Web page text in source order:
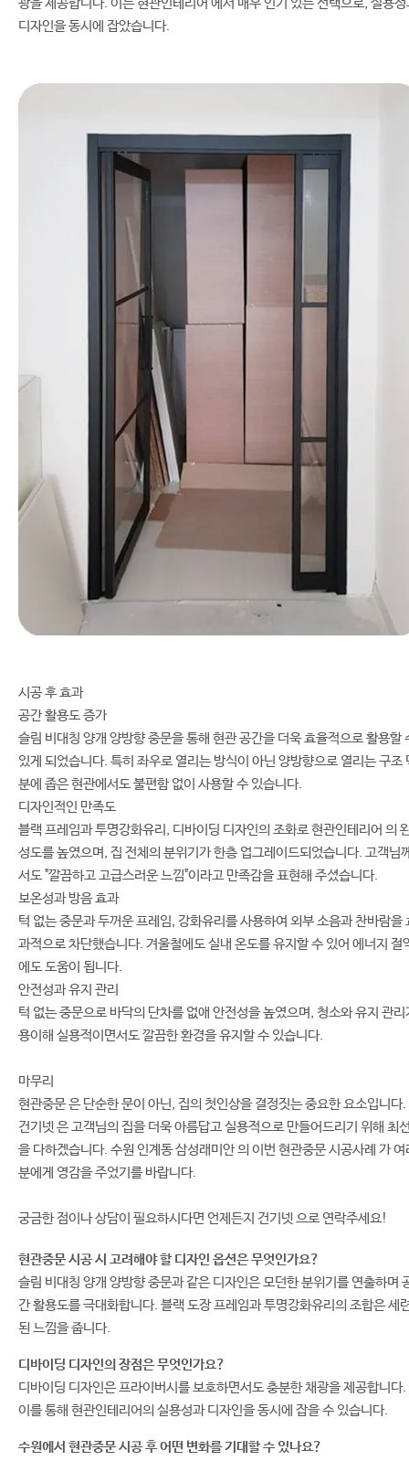
광을 제공합니다. 이는 현관인테리어 에서 매우 인기 있는 선택으로, 실용성
디자인을 동시에 잡았습니다.
시공 후 효과
공간 활용도 증가
슬림 비대칭 양개 양방향 중문을 통해 현관 공간을 더욱 효율적으로 활용할
있게 되었습니다. 특히 좌우로 열리는 방식이 아닌 양방향으로 열리는 구조
분에 좁은 현관에서도 불편함 없이 사용할 수 있습니다.
디자인적인 만족도
블랙 프레임과 투명강화유리, 디바이딩 디자인의 조화로 현관인테리어 의
성도를 높였으며, 집 전체의 분위기가 한층 업그레이드되었습니다. 고객님
서도 "깔끔하고 고급스러운 느낌"이라고 만족감을 표현해 주셨습니다.
보온성과 방음 효과
턱 없는 중문과 두꺼운 프레임, 강화유리를 사용하여 외부 소음과 찬바람을
과적으로 차단했습니다. 겨울철에도 실내 온도를 유지할 수 있어 에너지 절
에도 도움이 됩니다.
안전성과 유지 관리
턱 없는 중문으로 바닥의 단차를 없애 안전성을 높였으며, 청소와 유지 관리
용이해 실용적이면서도 깔끔한 환경을 유지할 수 있습니다.
마무리
현관중문 은 단순한 문이 아닌, 집의 첫인상을 결정짓는 중요한 요소입니다.
건기넷 은 고객님의 집을 더욱 아름답고 실용적으로 만들어드리기 위해 최
을 다하겠습니다. 수원 인계동 삼성래미안 의 이번 현관중문 시공사례 가 여
분에게 영감을 주었기를 바랍니다.
궁금한 점이나 상담이 필요하시다면 언제든지 건기넷 으로 연락주세요!
현관중문 시공 시 고려해야 할 디자인 옵션은 무엇인가요?
슬림 비대칭 양개 양방향 중문과 같은 디자인은 모던한 분위기를 연출하며
간 활용도를 극대화합니다. 블랙 도장 프레임과 투명강화유리의 조합은 세
된 느낌을 줍니다.
디바이딩 디자인의 장점은 무엇인가요?
디바이딩 디자인은 프라이버시를 보호하면서도 충분한 채광을 제공합니다.
이를 통해 현관인테리어의 실용성과 디자인을 동시에 잡을 수 있습니다.
수원에서 현관중문 시공 후 어떤 변화를 기대할 수 있나요?